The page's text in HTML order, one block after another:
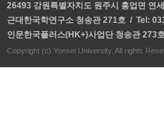
26493 강원특별자치도 원주시 흥업면 연
근대한국학연구소 청송관 271호 / Tel:
인문한국플러스(HK+)사업단 청송관
Copyright (c) Yonsei University. All rights